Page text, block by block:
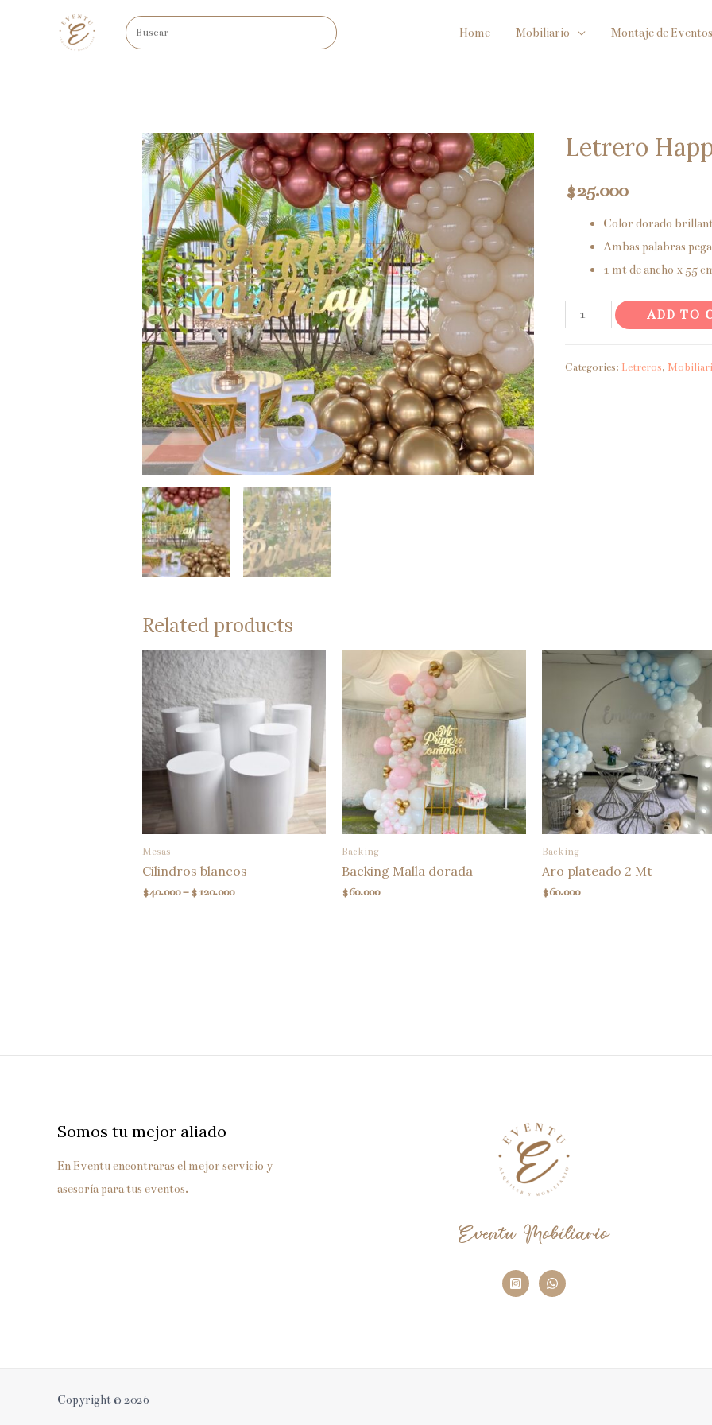
Home Mobiliario Montaje de
Letrero
$25.000
Color dorado
Ambas palabras
1 mt de ancho x 55
Letrero
ADD TO
Categories: Letreros,
Related products
Mesas
Cilindros blancos
$40.000–$120.000
Backing
Backing Malla dorada
$60.000
Backing
Aro plateado 2 Mt
$60.000
Somos tu mejor aliado
En Eventu encontraras el mejor servicio y
asesoría para tus eventos.
Eventu Mobiliario
Copyright © 2026